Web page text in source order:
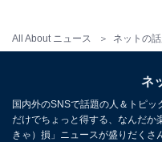
All About ニュース ネットの
ネ
国内外のSNSで話題の人＆トピ
だけでちょっと得する、なんだか
きゃ）損」ニュースが盛りだくさ